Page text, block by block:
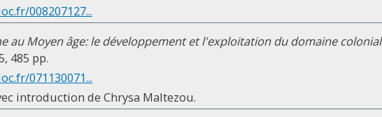
008207127...
au Moyen âge: le développement et l'exploitation du domaine colonial
485 pp.
071130071...
introduction de Chrysa Maltezou.